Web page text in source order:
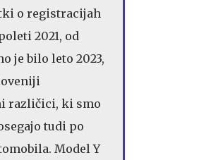
o registracijah
2021, od
je bilo leto 2023,
različici, ki smo
tudi po
Model Y